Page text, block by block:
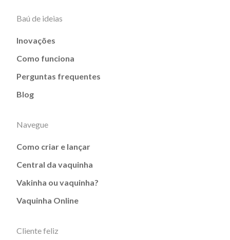
Baú de ideias
Inovações
Como funciona
Perguntas frequentes
Blog
Navegue
Como criar e lançar
Central da vaquinha
Vakinha ou vaquinha?
Vaquinha Online
Cliente feliz